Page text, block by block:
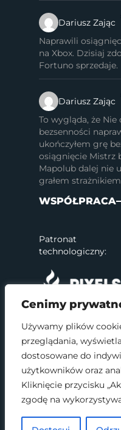
Cenimy
Używamy plików
przeglądania,
dostosowane do
użytkowników oraz
Kliknięcie przycisku
zgodę na
Dariusz Zając
Naprawili
na Xbox. Dzisiaj
Fortuno sprzedaje.
Dariusz Zając
To wygląda, że
bezsenności
ukończyłem grę
osiągnięcie Mistrz
Mapolub dalej nie
grałem
WSPÓŁPRACA
Patronat
technologiczny:
SOCIAL MEDIA